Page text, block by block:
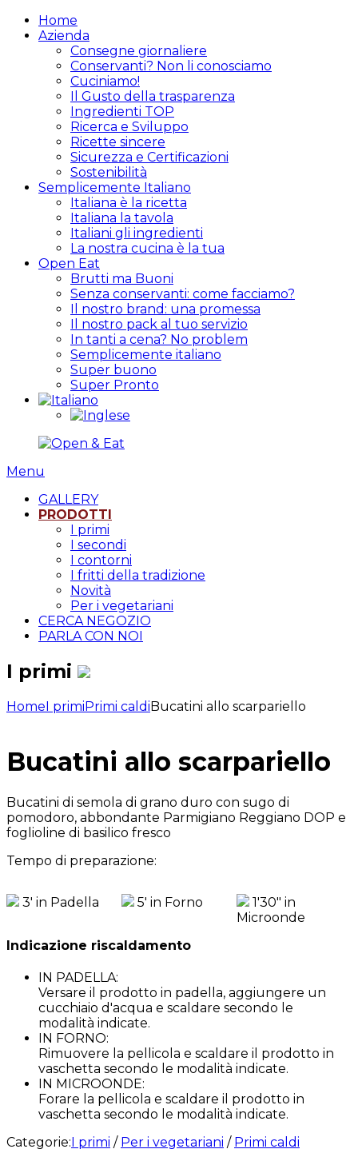
Home
Azienda
Consegne giornaliere
Conservanti? Non li conosciamo
Cuciniamo!
Il Gusto della trasparenza
Ingredienti TOP
Ricerca e Sviluppo
Ricette sincere
Sicurezza e Certificazioni
Sostenibilità
Semplicemente Italiano
Italiana è la ricetta
Italiana la tavola
Italiani gli ingredienti
La nostra cucina è la tua
Open Eat
Brutti ma Buoni
Senza conservanti: come facciamo?
Il nostro brand: una promessa
Il nostro pack al tuo servizio
In tanti a cena? No problem
Semplicemente italiano
Super buono
Super Pronto
Menu
GALLERY
PRODOTTI
I primi
I secondi
I contorni
I fritti della tradizione
Novità
Per i vegetariani
CERCA NEGOZIO
PARLA CON NOI
I primi
HomeI primiPrimi caldiBucatini allo scarpariello
Bucatini allo scarpariello
Bucatini di semola di grano duro con sugo di
pomodoro, abbondante Parmigiano Reggiano DOP e
foglioline di basilico fresco
Tempo di preparazione:
3' in Padella 5' in Forno
1'30" in
Microonde
Indicazione riscaldamento
IN PADELLA:
Versare il prodotto in padella, aggiungere un
cucchiaio d'acqua e scaldare secondo le
modalità indicate.
IN FORNO:
Rimuovere la pellicola e scaldare il prodotto in
vaschetta secondo le modalità indicate.
IN MICROONDE:
Forare la pellicola e scaldare il prodotto in
vaschetta secondo le modalità indicate.
Categorie:I primi / Per i vegetariani / Primi caldi